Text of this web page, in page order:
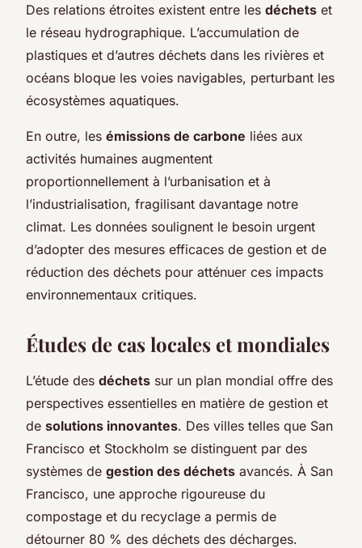
Des relations étroites existent entre les déchets et
le réseau hydrographique. L’accumulation de
plastiques et d’autres déchets dans les rivières et
océans bloque les voies navigables, perturbant les
écosystèmes aquatiques.
En outre, les émissions de carbone liées aux
activités humaines augmentent
proportionnellement à l’urbanisation et à
l’industrialisation, fragilisant davantage notre
climat. Les données soulignent le besoin urgent
d’adopter des mesures efficaces de gestion et de
réduction des déchets pour atténuer ces impacts
environnementaux critiques.
Études de cas locales et mondiales
L’étude des déchets sur un plan mondial offre des
perspectives essentielles en matière de gestion et
de solutions innovantes. Des villes telles que San
Francisco et Stockholm se distinguent par des
systèmes de gestion des déchets avancés. À San
Francisco, une approche rigoureuse du
compostage et du recyclage a permis de
détourner 80 % des déchets des décharges.